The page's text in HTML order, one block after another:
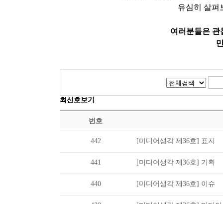
유심히 살펴
여러분들은 관
최신호보기
번호
442 [미디어생각 제36호] 표지
441 [미디어생각 제36호] 기획
440 [미디어생각 제36호] 이슈